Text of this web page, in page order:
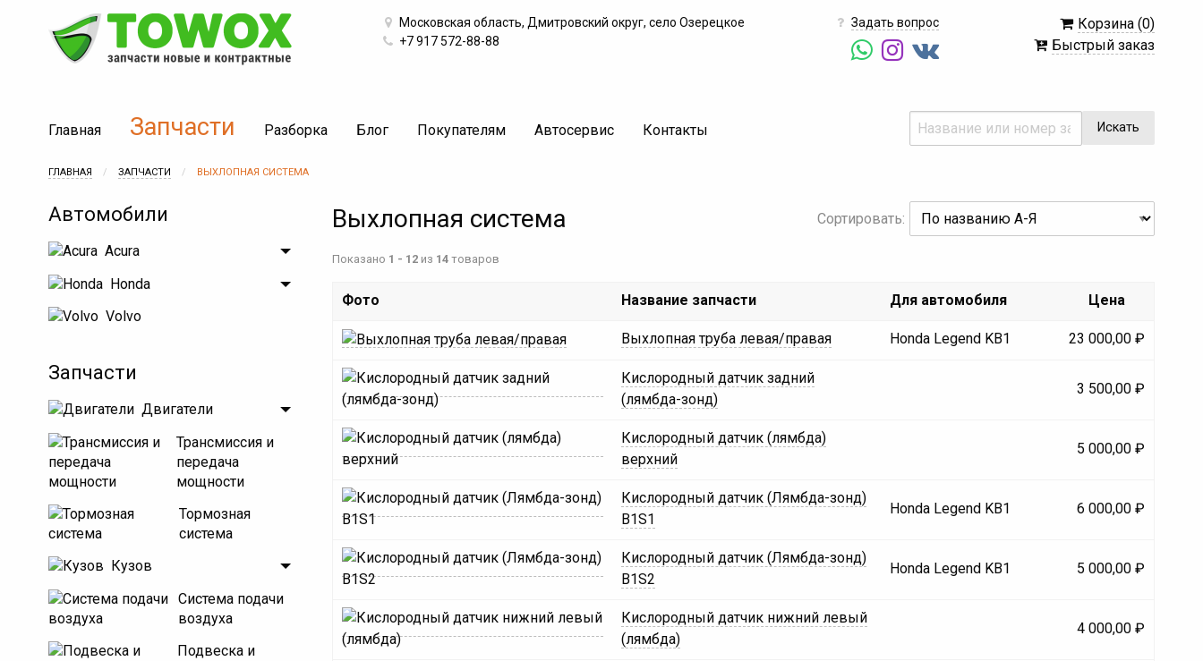
Московская область, Дмитровский округ, село Озерецкое
+7 917 572-88-88
Задать вопрос
Корзина (0)
Быстрый заказ
Главная Запчасти Разборка Блог Покупателям Автосервис Контакты
ГЛАВНАЯ ЗАПЧАСТИ ВЫХЛОПНАЯ СИСТЕМА
Выхлопная система Сортировать:
Показано 1 - 12из 14товаров
Фото Название запчасти Для автомобиля Цена
Выхлопная труба левая/правая Honda Legend KB1 23 000,00 ₽
Кислородный датчик задний
(лямбда-зонд)
3 500,00 ₽
Кислородный датчик (лямбда)
верхний
5 000,00 ₽
Кислородный датчик (Лямбда-зонд)
B1S1
Honda Legend KB1 6 000,00 ₽
Кислородный датчик (Лямбда-зонд)
B1S2
Honda Legend KB1 5 000,00 ₽
Кислородный датчик нижний левый
(лямбда)
4 000,00 ₽
Автомобили
Acura
Honda
Volvo
Запчасти
Двигатели
Трансмиссия и
передача
мощности
Тормозная
система
Кузов
Система подачи
воздуха
Подвеска и